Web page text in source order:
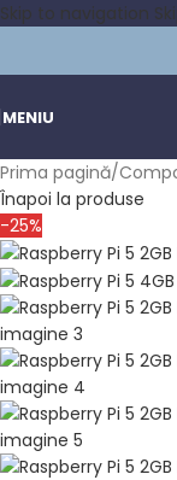
Skip to navigation
MENIU
Prima pagină/
Înapoi la produse
-25%